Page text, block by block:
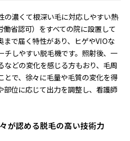
の濃くて根深い毛に対応しやすい熱
省認可）をすべての院に設置して
まで届く特性があり、ヒゲやVIOな
チしやすい脱毛機です。照射後、一
などの変化を感じる方もおり、毛周
とで、徐々に毛量や毛質の変化を得
部位に応じて出力を調整し、看護師
が認める脱毛の高い技術力